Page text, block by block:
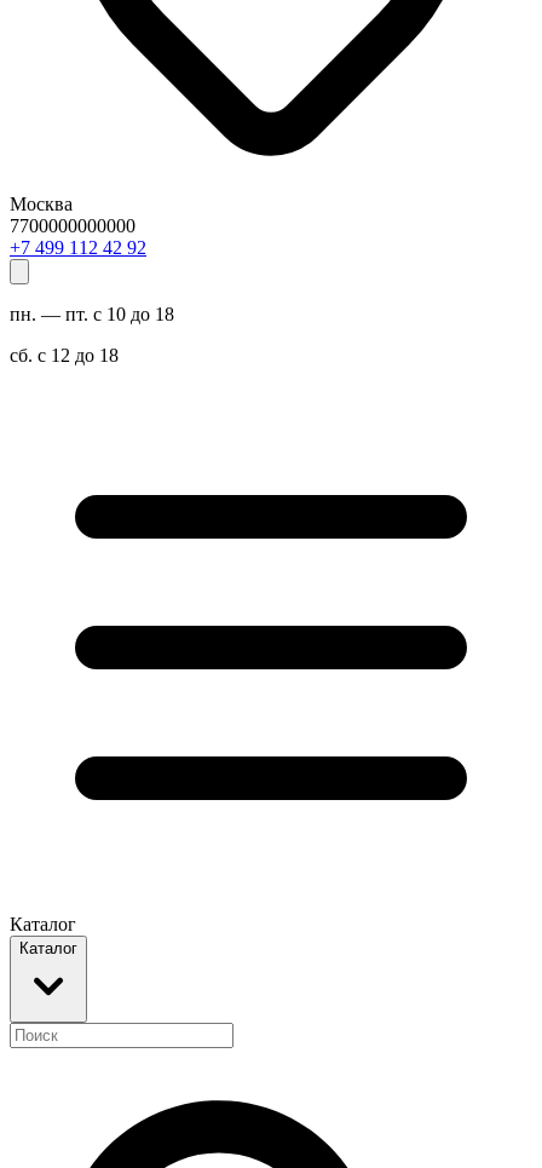
Москва
7700000000000
29 24 211 994 7+
пн. — пт. с 10 до 18
сб. с 12 до 18
Каталог
Каталог